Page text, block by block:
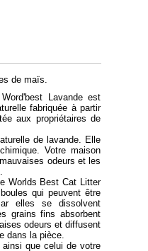
de maïs.
Lavande est
fabriquée à partir
aux propriétaires de
de lavande. Elle
Votre maison
odeurs et les
Worlds Best Cat Litter
qui peuvent être
elles se dissolvent
grains fins absorbent
odeurs et diffusent
dans la pièce.
ainsi que celui de votre